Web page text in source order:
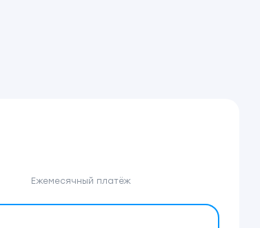
Ежемесячный платёж